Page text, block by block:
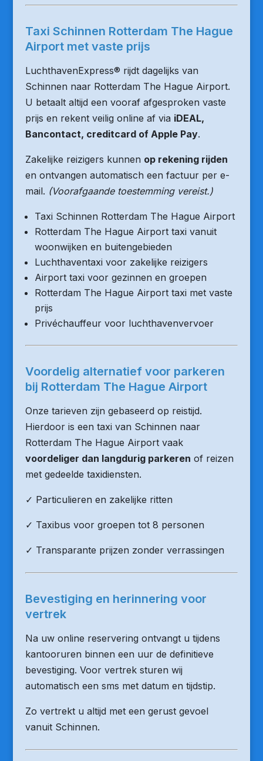
Taxi Schinnen Rotterdam The Hague
Airport met vaste prijs
LuchthavenExpress® rijdt dagelijks van
Schinnen naar Rotterdam The Hague Airport.
U betaalt altijd een vooraf afgesproken vaste
prijs en rekent veilig online af via iDEAL,
Bancontact, creditcard of Apple Pay.
Zakelijke reizigers kunnen op rekening rijden
en ontvangen automatisch een factuur per e-
mail. (Voorafgaande toestemming vereist.)
Taxi Schinnen Rotterdam The Hague Airport
Rotterdam The Hague Airport taxi vanuit
woonwijken en buitengebieden
Luchthaventaxi voor zakelijke reizigers
Airport taxi voor gezinnen en groepen
Rotterdam The Hague Airport taxi met vaste
prijs
Privéchauffeur voor luchthavenvervoer
Voordelig alternatief voor parkeren
bij Rotterdam The Hague Airport
Onze tarieven zijn gebaseerd op reistijd.
Hierdoor is een taxi van Schinnen naar
Rotterdam The Hague Airport vaak
voordeliger dan langdurig parkeren of reizen
met gedeelde taxidiensten.
✓ Particulieren en zakelijke ritten
✓ Taxibus voor groepen tot 8 personen
✓ Transparante prijzen zonder verrassingen
Bevestiging en herinnering voor
vertrek
Na uw online reservering ontvangt u tijdens
kantooruren binnen een uur de definitieve
bevestiging. Voor vertrek sturen wij
automatisch een sms met datum en tijdstip.
Zo vertrekt u altijd met een gerust gevoel
vanuit Schinnen.